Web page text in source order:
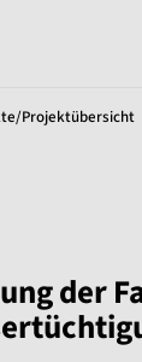
/Projektübersicht
der